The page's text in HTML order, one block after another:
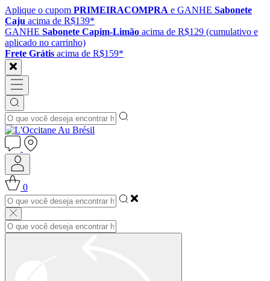
Aplique o cupom PRIMEIRACOMPRA e GANHE Sabonete
Caju acima de R$139*
GANHE Sabonete Capim-Limão acima de R$129 (cumulativo e
aplicado no carrinho)
Frete Grátis acima de R$159*
0